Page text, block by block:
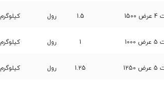
1.5 رول کیلوگرم
1 رول کیلوگرم
1.25 رول کیلوگرم